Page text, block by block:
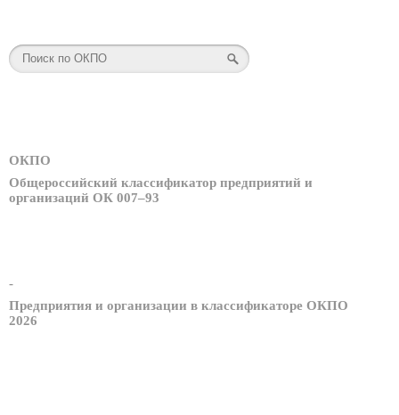
ОКПО
Общероссийский классификатор предприятий и
организаций ОК 007–93
-
Предприятия и организации в классификаторе ОКПО
2026